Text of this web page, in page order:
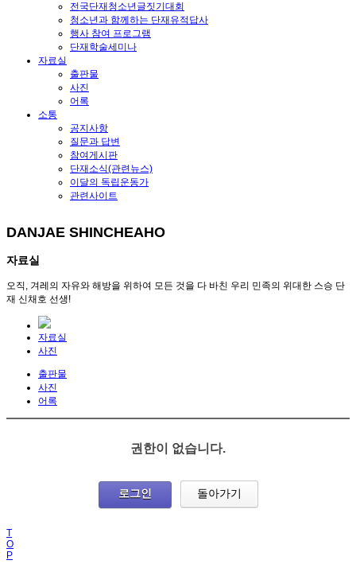
전국단재청소년글짓기대회
청소년과 함께하는 단재유적답사
행사 참여 프로그램
단재학술세미나
자료실
출판물
사진
어록
소통
공지사항
질문과 답변
참여게시판
단재소식(관련뉴스)
이달의 독립운동가
관련사이트
DANJAE SHINCHEAHO
자료실
오직, 겨레의 자유와 해방을 위하여 모든 것을 다 바친 우리 민족의 위대한 스승 단
재 신채호 선생!
자료실
사진
출판물
사진
어록
권한이 없습니다.
로그인 돌아가기
T
O
P